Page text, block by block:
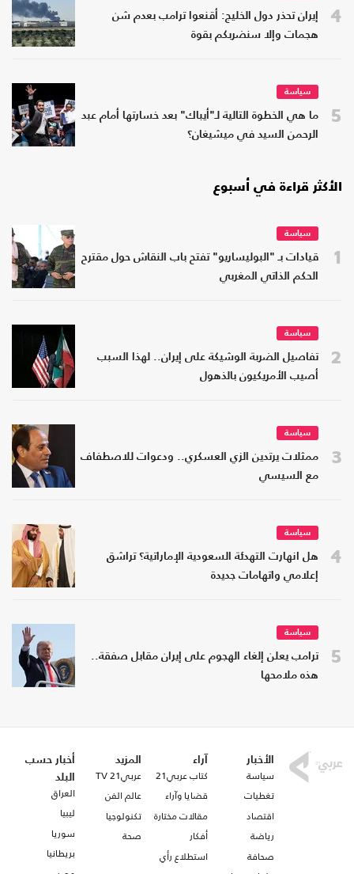
4
إيران تحذر دول الخليج: أقنعوا ترامب بعدم شن
هجمات وإلا سنضربكم بقوة
5
سياسة
ما هي الخطوة التالية لـ"أيباك" بعد خسارتها أمام عبد
الرحمن السيد في ميشيغان؟
الأكثر قراءة في أسبوع
1
سياسة
قيادات بـ "البوليساريو" تفتح باب النقاش حول مقترح
الحكم الذاتي المغربي
2
سياسة
تفاصيل الضربة الوشيكة على إيران.. لهذا السبب
أصيب الأمريكيون بالذهول
3
سياسة
ممثلات يرتدين الزي العسكري.. ودعوات للاصطفاف
مع السيسي
4
سياسة
هل انهارت التهدئة السعودية الإماراتية؟ تراشق
إعلامي واتهامات جديدة
5
سياسة
ترامب يعلن إلغاء الهجوم على إيران مقابل صفقة..
هذه ملامحها
الأخبار
سياسة
تغطيات
اقتصاد
رياضة
صحافة
آراء
كتاب عربي21
قضايا وآراء
مقالات مختارة
أفكار
استطلاع رأي
المزيد
عربي21 TV
عالم الفن
تكنولوجيا
صحة
أخبار حسب
البلد
العراق
ليبيا
سوريا
بريطانيا